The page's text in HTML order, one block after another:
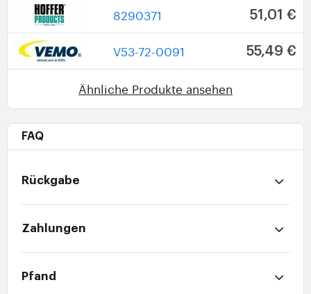
8290371 51,01 €
V53-72-0091 55,49 €
Ähnliche Produkte ansehen
FAQ
Rückgabe
Zahlungen
Pfand